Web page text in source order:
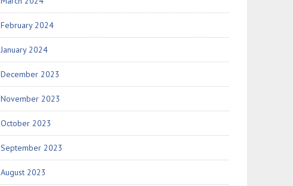
February 2024
January 2024
December 2023
November 2023
October 2023
September 2023
August 2023